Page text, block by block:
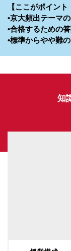
【ここがポイント
•京大頻出テーマ
•合格するための
•標準からやや難
知